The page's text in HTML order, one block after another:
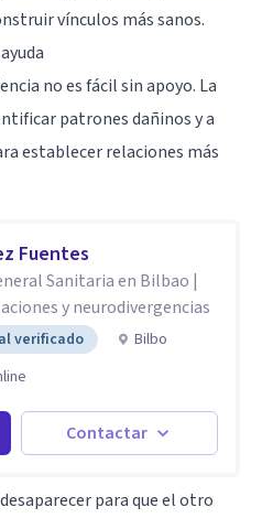
vínculos más sanos.
no es fácil sin apoyo. La
patrones dañinos y a
establecer relaciones más
Fuentes
Sanitaria en Bilbao |
y neurodivergencias
verificado
Bilbo
Contactar
para que el otro